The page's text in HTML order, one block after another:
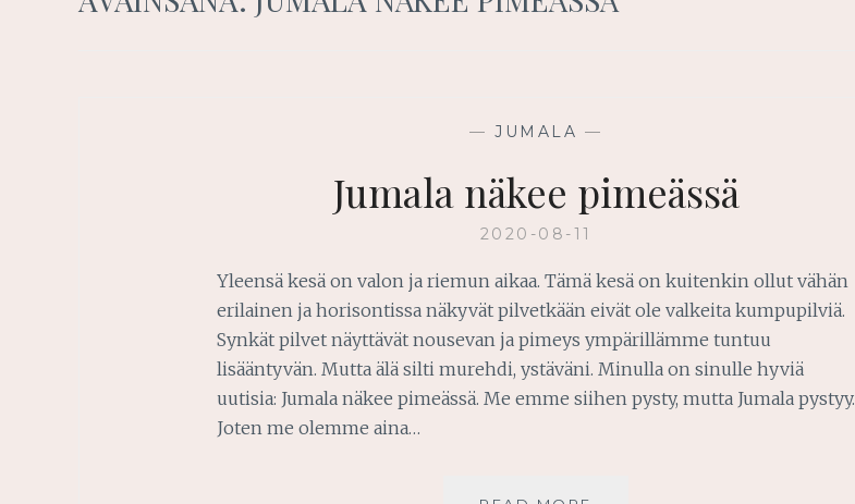
— JUMALA —
Jumala näkee pimeässä
2020-08-11
Yleensä kesä on valon ja riemun aikaa. Tämä kesä on kuitenkin ollut vähän
erilainen ja horisontissa näkyvät pilvetkään eivät ole valkeita kumpupilviä.
Synkät pilvet näyttävät nousevan ja pimeys ympärillämme tuntuu
lisääntyvän. Mutta älä silti murehdi, ystäväni. Minulla on sinulle hyviä
uutisia: Jumala näkee pimeässä. Me emme siihen pysty, mutta Jumala pystyy.
Joten me olemme aina…